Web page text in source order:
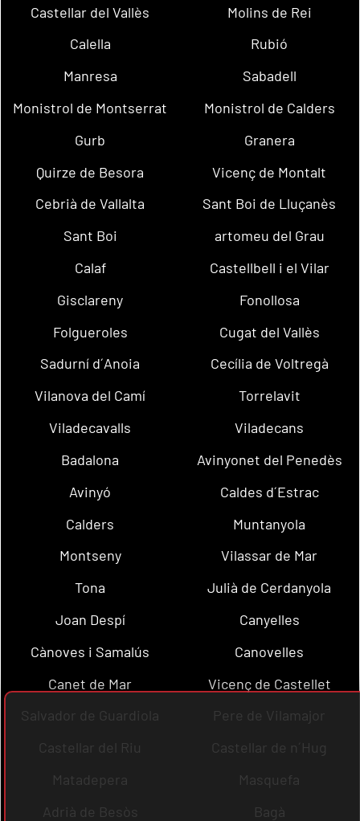
Castellar del Vallès
Molins de Rei
Calella
Rubió
Manresa
Sabadell
Monistrol de Montserrat
Monistrol de Calders
Gurb
Granera
Quirze de Besora
Vicenç de Montalt
Cebrià de Vallalta
Sant Boi de Lluçanès
Sant Boi
artomeu del Grau
Calaf
Castellbell i el Vilar
Gisclareny
Fonollosa
Folgueroles
Cugat del Vallès
Sadurní d´Anoia
Cecília de Voltregà
Vilanova del Camí
Torrelavit
Viladecavalls
Viladecans
Badalona
Avinyonet del Penedès
Avinyó
Caldes d´Estrac
Calders
Muntanyola
Montseny
Vilassar de Mar
Tona
Julià de Cerdanyola
Joan Despí
Canyelles
Cànoves i Samalús
Canovelles
Canet de Mar
Vicenç de Castellet
Salvador de Guardiola
Pere de Vilamajor
Castellar del Riu
Castellar de n´Hug
Matadepera
Masquefa
Adrià de Besòs
Bagà